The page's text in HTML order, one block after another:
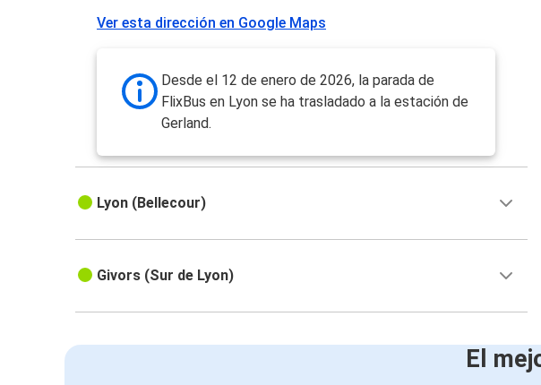
Ver esta dirección en Google Maps
Desde el 12 de enero de 2026, la parada de
FlixBus en Lyon se ha trasladado a la estación de
Gerland.
Lyon (Bellecour)
Givors (Sur de Lyon)
El